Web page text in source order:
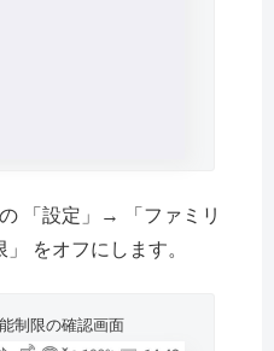
「設定」→ 「ファミリ
をオフにします。
制限の確認画面